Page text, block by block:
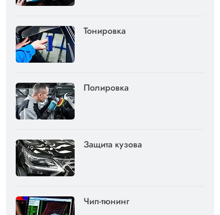
Тонировка
Полировка
Защита кузова
Чип-тюнинг